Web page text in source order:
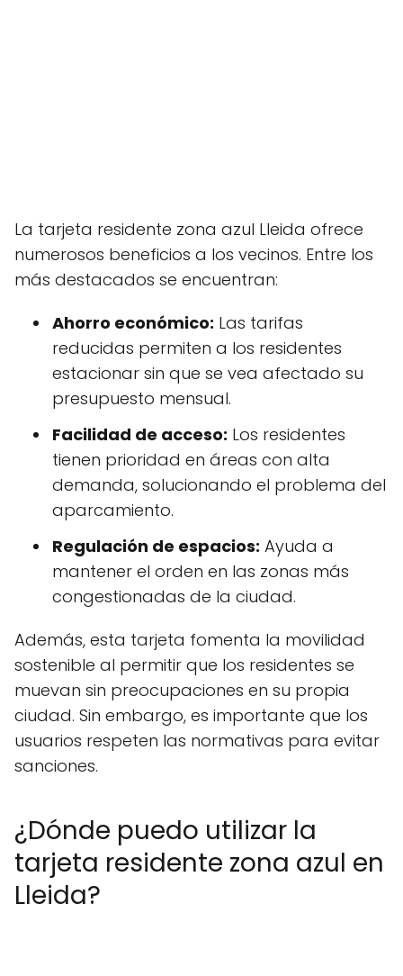
La tarjeta residente zona azul Lleida ofrece
numerosos beneficios a los vecinos. Entre los
más destacados se encuentran:
Ahorro económico: Las tarifas
reducidas permiten a los residentes
estacionar sin que se vea afectado su
presupuesto mensual.
Facilidad de acceso: Los residentes
tienen prioridad en áreas con alta
demanda, solucionando el problema del
aparcamiento.
Regulación de espacios: Ayuda a
mantener el orden en las zonas más
congestionadas de la ciudad.
Además, esta tarjeta fomenta la movilidad
sostenible al permitir que los residentes se
muevan sin preocupaciones en su propia
ciudad. Sin embargo, es importante que los
usuarios respeten las normativas para evitar
sanciones.
¿Dónde puedo utilizar la
tarjeta residente zona azul en
Lleida?